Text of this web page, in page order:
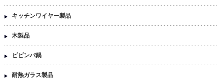
キッチンワイヤー製品
木製品
ビビンバ鍋
耐熱ガラス製品